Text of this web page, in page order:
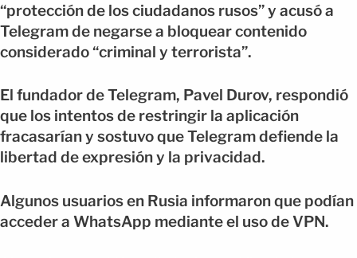
“protección de los ciudadanos rusos” y acusó a
Telegram de negarse a bloquear contenido
considerado “criminal y terrorista”.
El fundador de Telegram, Pavel Durov, respondió
que los intentos de restringir la aplicación
fracasarían y sostuvo que Telegram defiende la
libertad de expresión y la privacidad.
Algunos usuarios en Rusia informaron que podían
acceder a WhatsApp mediante el uso de VPN.